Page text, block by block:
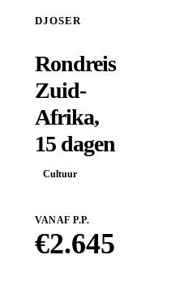
DJOSER
Rondreis
Zuid-
Afrika,
15 dagen
Cultuur
VANAF P.P.
€2.645